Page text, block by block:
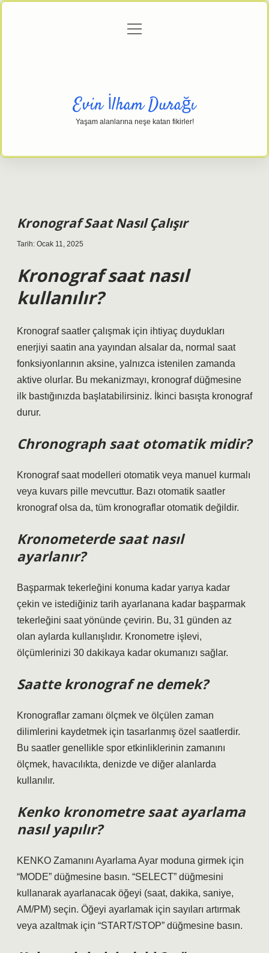
Gizlilik Politikası
menüyü
Evin İlham Durağı
Yaşam alanlarına neşe katan fikirler!
Kronograf Saat Nasıl Çalışır
Tarih: Ocak 11, 2025
Kronograf saat nasıl
kullanılır?
Kronograf saatler çalışmak için ihtiyaç duydukları
enerjiyi saatin ana yayından alsalar da, normal saat
fonksiyonlarının aksine, yalnızca istenilen zamanda
aktive olurlar. Bu mekanizmayı, kronograf düğmesine
ilk bastığınızda başlatabilirsiniz. İkinci basışta kronograf
durur.
Chronograph saat otomatik midir?
Kronograf saat modelleri otomatik veya manuel kurmalı
veya kuvars pille mevcuttur. Bazı otomatik saatler
kronograf olsa da, tüm kronograflar otomatik değildir.
Kronometerde saat nasıl
ayarlanır?
Başparmak tekerleğini konuma kadar yarıya kadar
çekin ve istediğiniz tarih ayarlanana kadar başparmak
tekerleğini saat yönünde çevirin. Bu, 31 günden az
olan aylarda kullanışlıdır. Kronometre işlevi,
ölçümlerinizi 30 dakikaya kadar okumanızı sağlar.
Saatte kronograf ne demek?
Kronograflar zamanı ölçmek ve ölçülen zaman
dilimlerini kaydetmek için tasarlanmış özel saatlerdir.
Bu saatler genellikle spor etkinliklerinin zamanını
ölçmek, havacılıkta, denizde ve diğer alanlarda
kullanılır.
Kenko kronometre saat ayarlama
nasıl yapılır?
KENKO Zamanını Ayarlama Ayar moduna girmek için
“MODE” düğmesine basın. “SELECT” düğmesini
kullanarak ayarlanacak öğeyi (saat, dakika, saniye,
AM/PM) seçin. Öğeyi ayarlamak için sayıları artırmak
veya azaltmak için “START/STOP” düğmesine basın.